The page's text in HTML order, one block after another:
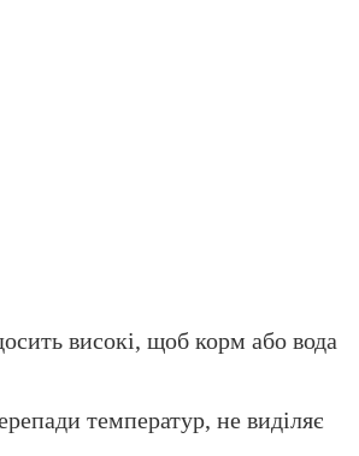
високі, щоб корм або вода
температур, не виділяє